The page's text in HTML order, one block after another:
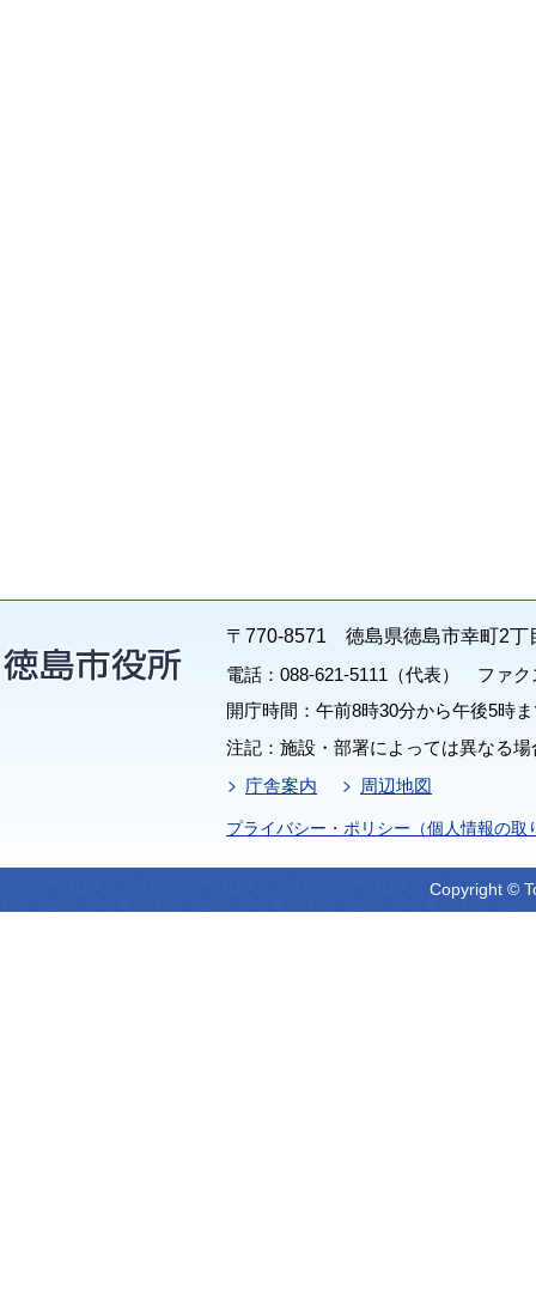
〒770-8571 徳島県徳島市幸町2丁
電話：088-621-5111（代表） ファク
開庁時間：午前8時30分から午後5時
注記：施設・部署によっては異なる
庁舎案内
周辺地図
プライバシー・ポリシー（個人情報の取
Copyright ©